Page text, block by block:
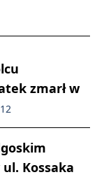
zmarł w
Kossaka